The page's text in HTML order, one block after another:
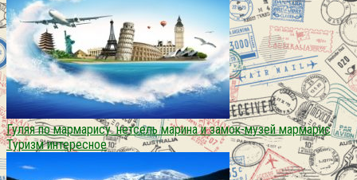
Гуляя по мармарису. нетсель марина и замок-музей мармарис
Туризм интересное